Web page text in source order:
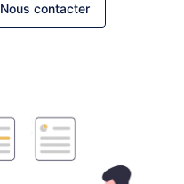
Nous contacter